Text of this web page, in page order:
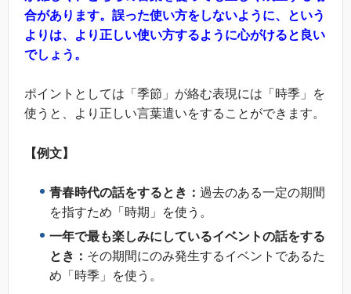
合があります。誤った使い方をしないように、という
よりは、より正しい使い方するように心がけると良い
でしょう。
ポイントとしては「季節」が絡む表現には「時季」を
使うと、より正しい言葉遣いをすることができます。
【例文】
青春時代の話をするとき： 過去のある一定の期間
を指すため「時期」を使う。
一年で最も楽しみにしているイベントの話をする
とき： その期間にのみ発生するイベントであるた
め「時季」を使う。